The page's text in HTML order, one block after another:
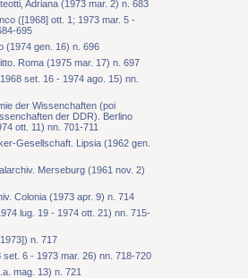
Adriana (1973 mar. 2) n. 683
([1968] ott. 1; 1973 mar. 5 -
695
(1974 gen. 16) n. 696
Roma (1975 mar. 17) n. 697
set. 16 - 1974 ago. 15) nn.
der Wissenchaften (poi
der DDR). Berlino
ott. 11) nn. 701-711
Gesellschaft. Lipsia (1962 gen.
Merseburg (1961 nov. 2)
Colonia (1973 apr. 9) n. 714
lug. 19 - 1974 ott. 21) nn. 715-
n. 717
set. 6 - 1973 mar. 26) nn. 718-720
mag. 13) n. 721